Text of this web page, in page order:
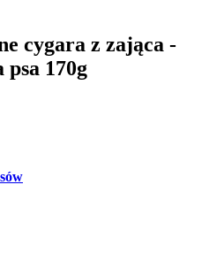
cygara z zająca -
psa 170g